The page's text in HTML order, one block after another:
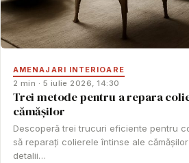
AMENAJARI INTERIOARE
2 min · 5 iulie 2026, 14:30
Trei metode pentru a repara
cămășilor
Descoperă trei trucuri eficiente pentru
să reparați colierele întinse ale
detalii…